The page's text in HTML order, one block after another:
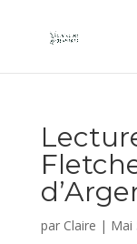
par Claire | Mai